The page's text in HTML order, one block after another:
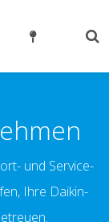
und Service-
Ihre Daikin-